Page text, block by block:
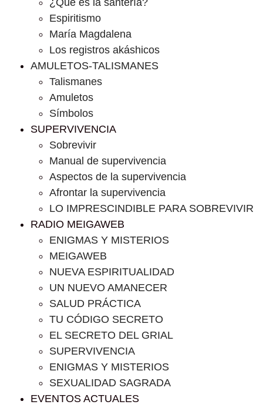
¿Que es la santería?
Espiritismo
María Magdalena
Los registros akáshicos
AMULETOS-TALISMANES
Talismanes
Amuletos
Símbolos
SUPERVIVENCIA
Sobrevivir
Manual de supervivencia
Aspectos de la supervivencia
Afrontar la supervivencia
LO IMPRESCINDIBLE PARA SOBREVIVIR
RADIO MEIGAWEB
ENIGMAS Y MISTERIOS
MEIGAWEB
NUEVA ESPIRITUALIDAD
UN NUEVO AMANECER
SALUD PRÁCTICA
TU CÓDIGO SECRETO
EL SECRETO DEL GRIAL
SUPERVIVENCIA
ENIGMAS Y MISTERIOS
SEXUALIDAD SAGRADA
EVENTOS ACTUALES